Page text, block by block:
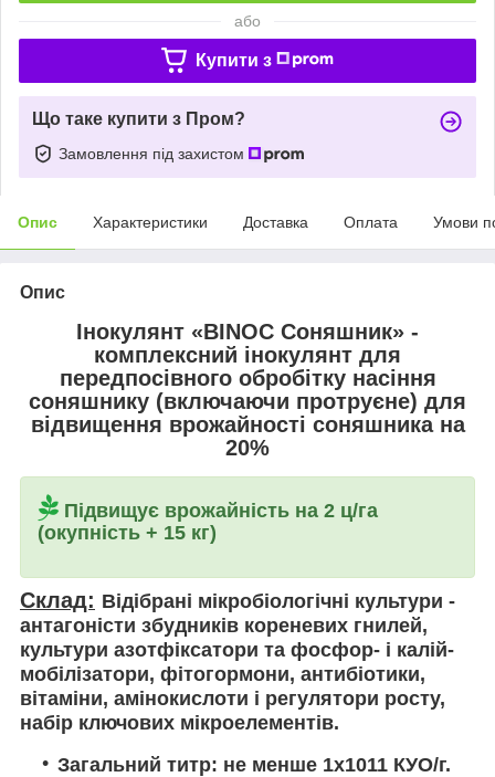
або
Купити з
Що таке купити з Пром?
Замовлення під захистом
Опис Характеристики Доставка Оплата Умови
Опис
Інокулянт «BINOC Соняшник» -
комплексний інокулянт для
передпосівного обробітку насіння
соняшнику (включаючи протруєне) для
відвищення врожайності соняшника на
20%
Підвищує врожайність на 2 ц/га
(окупність + 15 кг)
Склад: Відібрані мікробіологічні культури -
антагоністи збудників кореневих гнилей,
культури азотфіксатори та фосфор- і калій-
мобілізатори, фітогормони, антибіотики,
вітаміни, амінокислоти і регулятори росту,
набір ключових мікроелементів.
Загальний титр: не менше 1x1011 КУО/г.